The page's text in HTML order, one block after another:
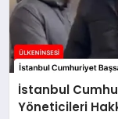
İstanbul
Yöneticileri